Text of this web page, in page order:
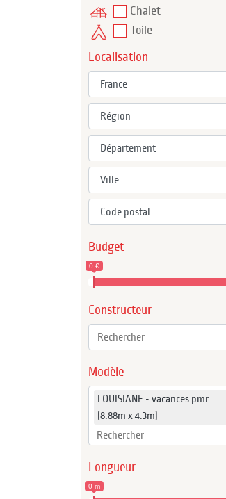
Chalet
Toile
Localisation
Budget
0 €
Constructeur
Modèle
LOUISIANE - vacances pmr
(8.88m x 4.3m)
Longueur
0 m